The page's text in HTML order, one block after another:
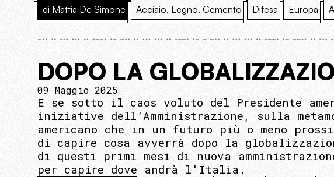
di Mattia De Simone Acciaio, Legno, Cemento Difesa Europa
DOPO LA
09 Maggio 2025
E se sotto il caos voluto del Presidente
iniziative dell’Amministrazione, sulla
americano che in un futuro più o meno
di capire cosa avverrà dopo la
di questi primi mesi di nuova
per capire dove andrà l'Italia.